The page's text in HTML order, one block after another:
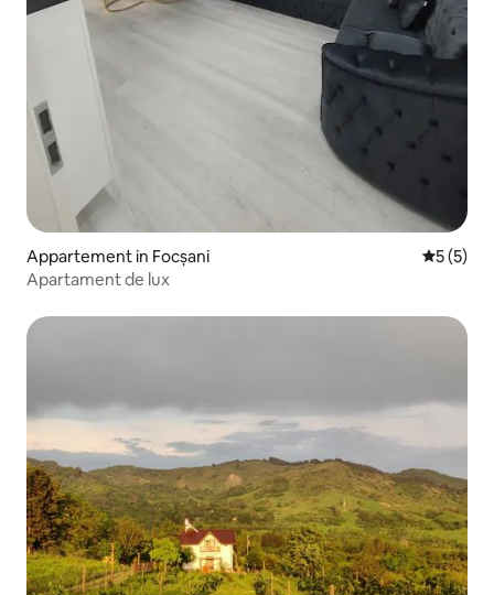
Appartement in Focșani
5 (5)
Apartament de lux